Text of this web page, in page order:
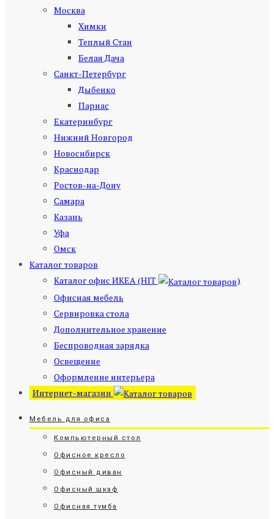
Москва
Химки
Теплый Стан
Белая Дача
Санкт-Петербург
Дыбенко
Парнас
Екатеринбург
Нижний Новгород
Новосибирск
Краснодар
Ростов-на-Дону
Самара
Казань
Уфа
Омск
Каталог товаров
Каталог офис ИКЕА (HIT
)
Офисная мебель
Сервировка стола
Дополнительное хранение
Беспроводная зарядка
Освещение
Оформление интерьера
Интернет-магазин
Мебель для офиса
Компьютерный стол
Офисное кресло
Офисный диван
Офисный шкаф
Офисная тумба